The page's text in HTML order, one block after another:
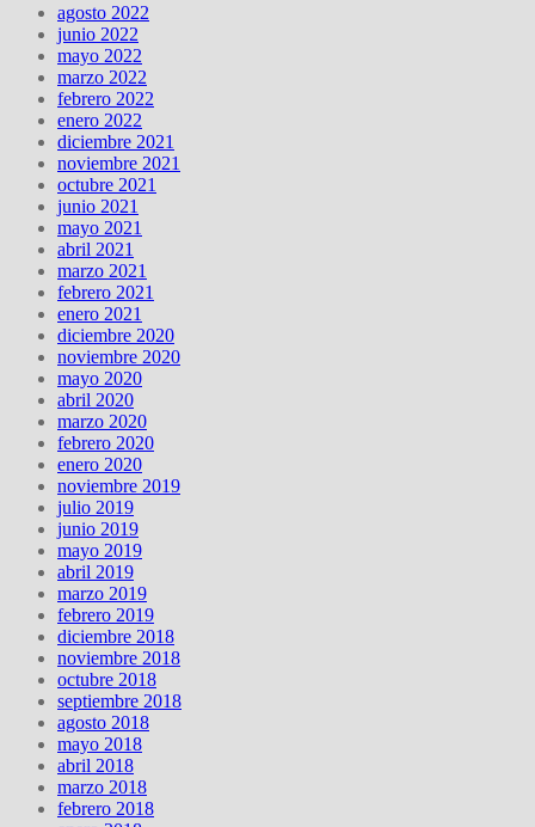
agosto 2022
junio 2022
mayo 2022
marzo 2022
febrero 2022
enero 2022
diciembre 2021
noviembre 2021
octubre 2021
junio 2021
mayo 2021
abril 2021
marzo 2021
febrero 2021
enero 2021
diciembre 2020
noviembre 2020
mayo 2020
abril 2020
marzo 2020
febrero 2020
enero 2020
noviembre 2019
julio 2019
junio 2019
mayo 2019
abril 2019
marzo 2019
febrero 2019
diciembre 2018
noviembre 2018
octubre 2018
septiembre 2018
agosto 2018
mayo 2018
abril 2018
marzo 2018
febrero 2018